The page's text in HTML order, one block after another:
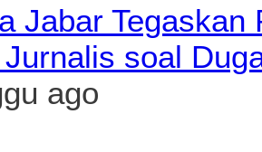
Jabar
soal
ago